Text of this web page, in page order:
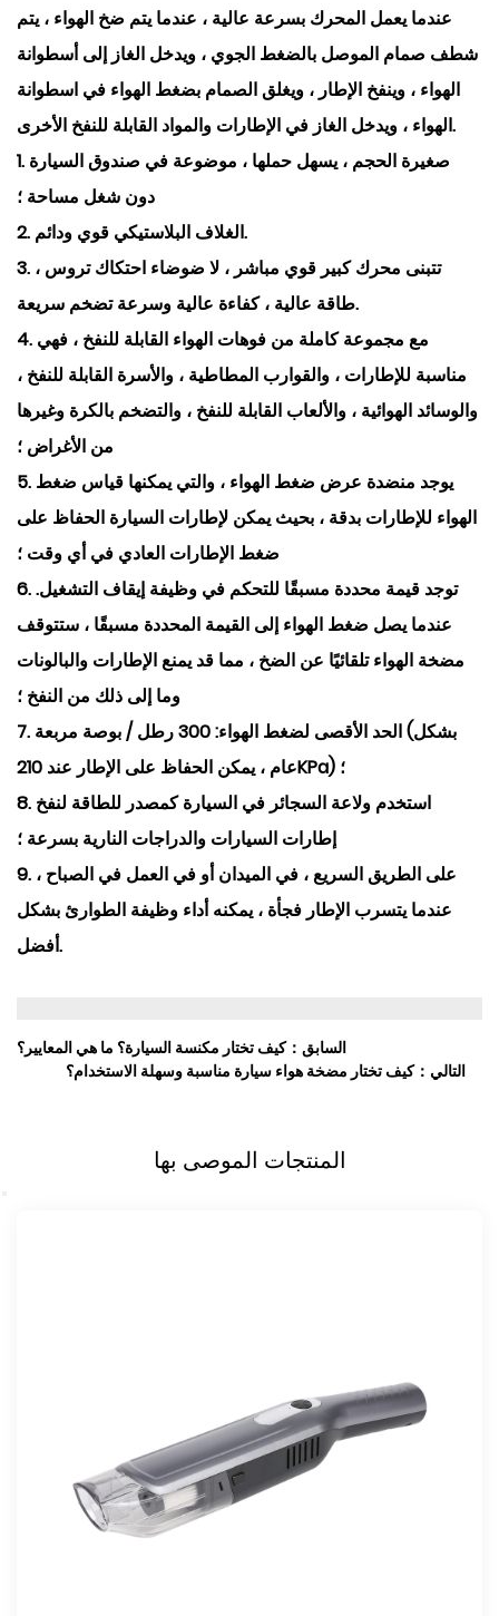
عندما يعمل المحرك بسرعة عالية ، عندما يتم ضخ الهواء ، يتم
شطف صمام الموصل بالضغط الجوي ، ويدخل الغاز إلى أسطوانة
الهواء ، وينفخ الإطار ، ويغلق الصمام بضغط الهواء في اسطوانة
الهواء ، ويدخل الغاز في الإطارات والمواد القابلة للنفخ الأخرى.
1. صغيرة الحجم ، يسهل حملها ، موضوعة في صندوق السيارة
دون شغل مساحة ؛
2. الغلاف البلاستيكي قوي ودائم.
3. تتبنى محرك كبير قوي مباشر ، لا ضوضاء احتكاك تروس ،
طاقة عالية ، كفاءة عالية وسرعة تضخم سريعة.
4. مع مجموعة كاملة من فوهات الهواء القابلة للنفخ ، فهي
مناسبة للإطارات ، والقوارب المطاطية ، والأسرة القابلة للنفخ ،
والوسائد الهوائية ، والألعاب القابلة للنفخ ، والتضخم بالكرة وغيرها
من الأغراض ؛
5. يوجد منضدة عرض ضغط الهواء ، والتي يمكنها قياس ضغط
الهواء للإطارات بدقة ، بحيث يمكن لإطارات السيارة الحفاظ على
ضغط الإطارات العادي في أي وقت ؛
6. توجد قيمة محددة مسبقًا للتحكم في وظيفة إيقاف التشغيل.
عندما يصل ضغط الهواء إلى القيمة المحددة مسبقًا ، ستتوقف
مضخة الهواء تلقائيًا عن الضخ ، مما قد يمنع الإطارات والبالونات
وما إلى ذلك من النفخ ؛
7. الحد الأقصى لضغط الهواء: 300 رطل / بوصة مربعة (بشكل
عام ، يمكن الحفاظ على الإطار عند 210KPa) ؛
8. استخدم ولاعة السجائر في السيارة كمصدر للطاقة لنفخ
إطارات السيارات والدراجات النارية بسرعة ؛
9. على الطريق السريع ، في الميدان أو في العمل في الصباح ،
عندما يتسرب الإطار فجأة ، يمكنه أداء وظيفة الطوارئ بشكل
أفضل.
السابق：كيف تختار مكنسة السيارة؟ ما هي المعايير؟
التالي：كيف تختار مضخة هواء سيارة مناسبة وسهلة الاستخدام؟
المنتجات الموصى بها